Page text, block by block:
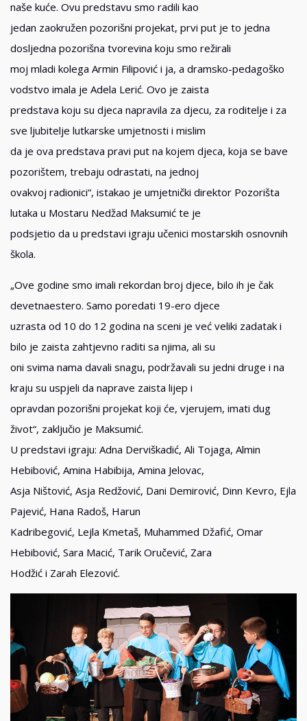
naše kuće. Ovu predstavu smo radili kao
jedan zaokružen pozorišni projekat, prvi put je to jedna
dosljedna pozorišna tvorevina koju smo režirali
moj mladi kolega Armin Filipović i ja, a dramsko-pedagoško
vodstvo imala je Adela Lerić. Ovo je zaista
predstava koju su djeca napravila za djecu, za roditelje i za
sve ljubitelje lutkarske umjetnosti i mislim
da je ova predstava pravi put na kojem djeca, koja se bave
pozorištem, trebaju odrastati, na jednoj
ovakvoj radionici“, istakao je umjetnički direktor Pozorišta
lutaka u Mostaru Nedžad Maksumić te je
podsjetio da u predstavi igraju učenici mostarskih osnovnih
škola.
„Ove godine smo imali rekordan broj djece, bilo ih je čak
devetnaestero. Samo poredati 19-ero djece
uzrasta od 10 do 12 godina na sceni je već veliki zadatak i
bilo je zaista zahtjevno raditi sa njima, ali su
oni svima nama davali snagu, podržavali su jedni druge i na
kraju su uspjeli da naprave zaista lijep i
opravdan pozorišni projekat koji će, vjerujem, imati dug
život“, zaključio je Maksumić.
U predstavi igraju: Adna Derviškadić, Ali Tojaga, Almin
Hebibović, Amina Habibija, Amina Jelovac,
Asja Ništović, Asja Redžović, Dani Demirović, Dinn Kevro, Ejla
Pajević, Hana Radoš, Harun
Kadribegović, Lejla Kmetaš, Muhammed Džafić, Omar
Hebibović, Sara Macić, Tarik Oručević, Zara
Hodžić i Zarah Elezović.